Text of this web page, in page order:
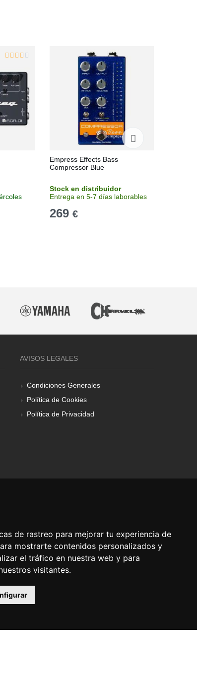
de rastreo para mejorar tu experiencia de
mostrarte contenidos personalizados y
el tráfico en nuestra web y para
visitantes.
Empress Effects Bass
Compressor Blue
Stock en distribuidor
Entrega en 5-7 días laborables
269 €
AVISOS LEGALES
Condiciones Generales
Política de Cookies
Política de Privacidad
Sonido SL. Todos los derechos reservados.